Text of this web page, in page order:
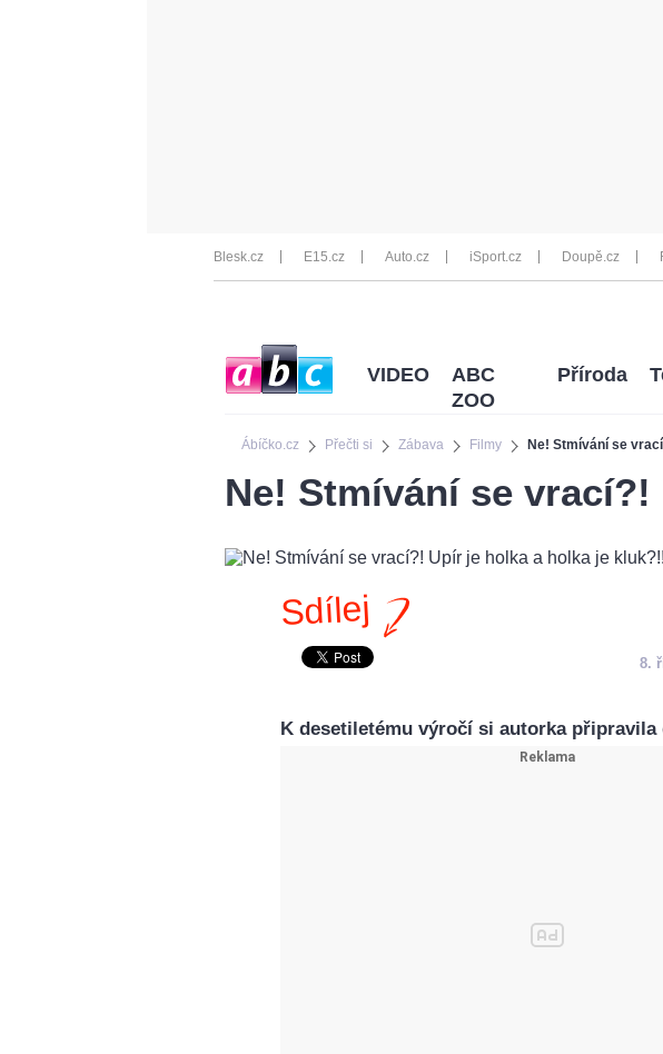
Blesk.cz E15.cz Auto.cz iSport.cz Doupě.cz
Ábíčko.cz Přečti si Zábava Filmy Ne! Stmívání se
VIDEO
ABC
ZOO
Příroda
Ne! Stmívání se
Sdílej
8.
K desetiletému výročí si autorka připravila